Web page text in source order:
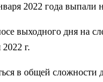
2022 года выпали
выходного дня на
г.
в общей сложности